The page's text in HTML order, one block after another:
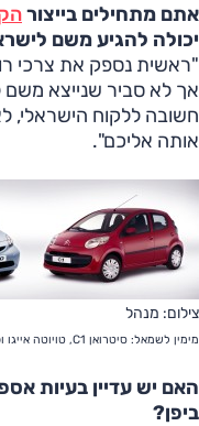
אתם מתחילים בייצור
יכולה להגיע משם
"ראשית נספק את צרכי
אך לא סביר שנייצא משם
חשובה ללקוח הישראלי,
אותה אליכם".
צילום: מנהל
מימין לשמאל: סיטרואן C1, טויוטה אייגו ופיג'ו 107. בדור הבא הבידול יהיה גדול יותר
האם יש עדיין בעיות
ביפן?